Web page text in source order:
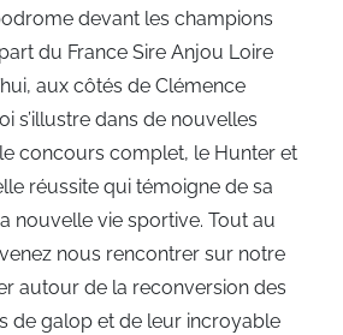
devant les champions
du France Sire Anjou Loire
aux côtés de Clémence
s’illustre dans de nouvelles
concours complet, le Hunter et
réussite qui témoigne de sa
nouvelle vie sportive. Tout au
nous rencontrer sur notre
autour de la reconversion des
de galop et de leur incroyable